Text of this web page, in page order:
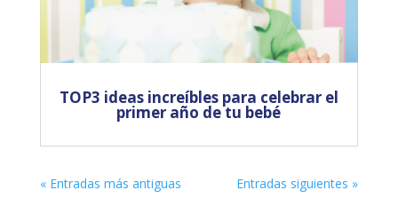
TOP3 ideas increíbles para celebrar el
primer año de tu bebé
« Entradas más antiguas Entradas siguientes »